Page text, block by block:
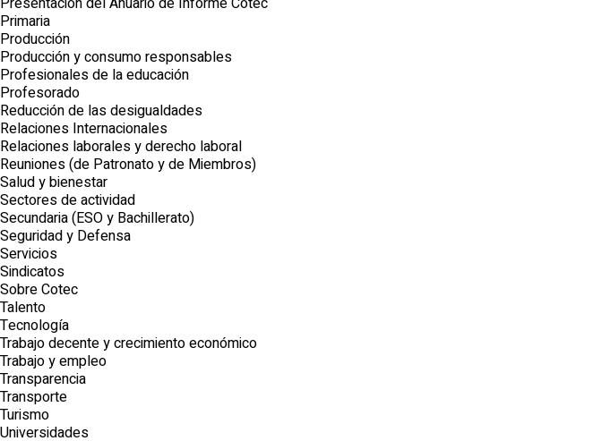
Primaria
Producción
Producción y consumo responsables
Profesionales de la educación
Profesorado
Reducción de las desigualdades
Relaciones Internacionales
Relaciones laborales y derecho laboral
Reuniones (de Patronato y de Miembros)
Salud y bienestar
Sectores de actividad
Secundaria (ESO y Bachillerato)
Seguridad y Defensa
Servicios
Sindicatos
Sobre Cotec
Talento
Tecnología
Trabajo decente y crecimiento económico
Trabajo y empleo
Transparencia
Transporte
Turismo
Universidades